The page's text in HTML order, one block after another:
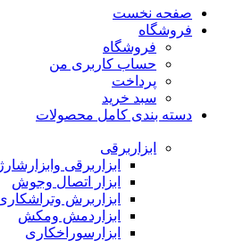
صفحه نخست
فروشگاه
فروشگاه
حساب کاربری من
پرداخت
سبد خرید
دسته بندی کامل محصولات
ابزاربرقی
ابزاربرقی
ابزار اتصال وجوش
ابزاربرش
ابزاردمش ومکش
ابزارسوراخکاری